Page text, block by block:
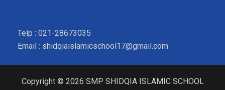
Telp : 021-28673035
Email : shidqiaislamicschool17@gmail.com
Copyright © 2026 SMP SHIDQIA ISLAMIC SCHOOL